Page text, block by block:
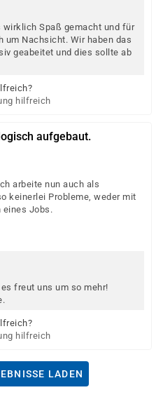
wirklich Spaß gemacht und für
um Nachsicht. Wir haben das
geabeitet und dies sollte ab
hilfreich
aufgebaut.
arbeite nun auch als
keinerlei Probleme, weder mit
eines Jobs.
freut uns um so mehr!
hilfreich
LADEN